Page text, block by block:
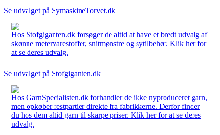
Se udvalget på SymaskineTorvet.dk
Hos Stofgiganten.dk forsøger de altid at have et bredt udvalg af
skønne metervarestoffer, snitmønstre og sytilbehør. Klik her for
at se deres udvalg.
Se udvalget på Stofgiganten.dk
Hos GarnSpecialisten.dk forhandler de ikke nyproduceret garn,
men opkøber restpartier direkte fra fabrikkerne. Derfor finder
du hos dem altid garn til skarpe priser. Klik her for at se deres
udvalg.